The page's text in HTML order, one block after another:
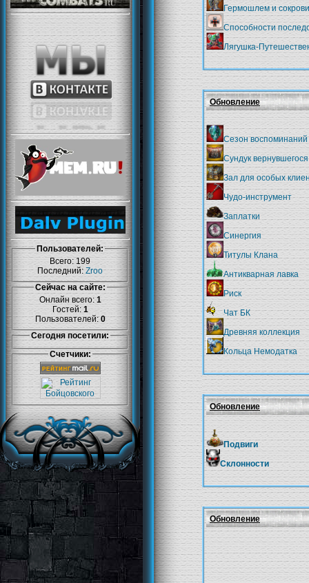
Пользователей:
Всего: 199
Последний:Zroo
Сейчас на сайте:
Онлайн всего:1
Гостей: 1
Пользователей:0
Сегодня посетили:
Счетчики:
Гермошлем и
Способности
Лягушка-
Обновление
Сезон воспоминаний
Сундук
Зал для особых
Чудо-инструмент
Заплатки
Синергия
Титулы Клана
Антикварная лавка
Риск
Чат БК
Древняя коллекция
Кольца Немодатка
Обновление
Подвиги
Склонности
Обновление